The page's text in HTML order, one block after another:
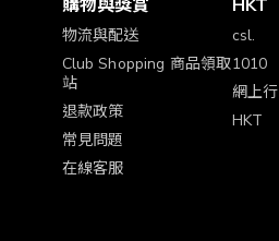
購物與獎賞
物流與配送
Club Shopping 商品領取
站
退款政策
常見問題
在線客服
HKT
csl.
1010
網上行
HKT